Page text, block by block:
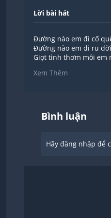
Lời bài hát
Đường nào em đi cố
Đường nào em đi ru
Giọt tình thơm môi em
Anh nghiêng mình
Mùa thay lá chìm trong
Còn đâu nữa mắt nai
Anh sẽ hoài tìm trong
Và cuộc tình lỡ trong
Chỉ một người đi sẽ
Xem Thêm
Bình luận
Hãy đăng nhập để